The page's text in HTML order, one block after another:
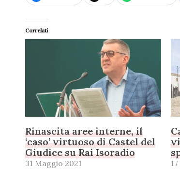
Correlati
Rinascita aree interne, il
‘caso’ virtuoso di Castel del
Giudice su Rai Isoradio
31 Maggio 2021